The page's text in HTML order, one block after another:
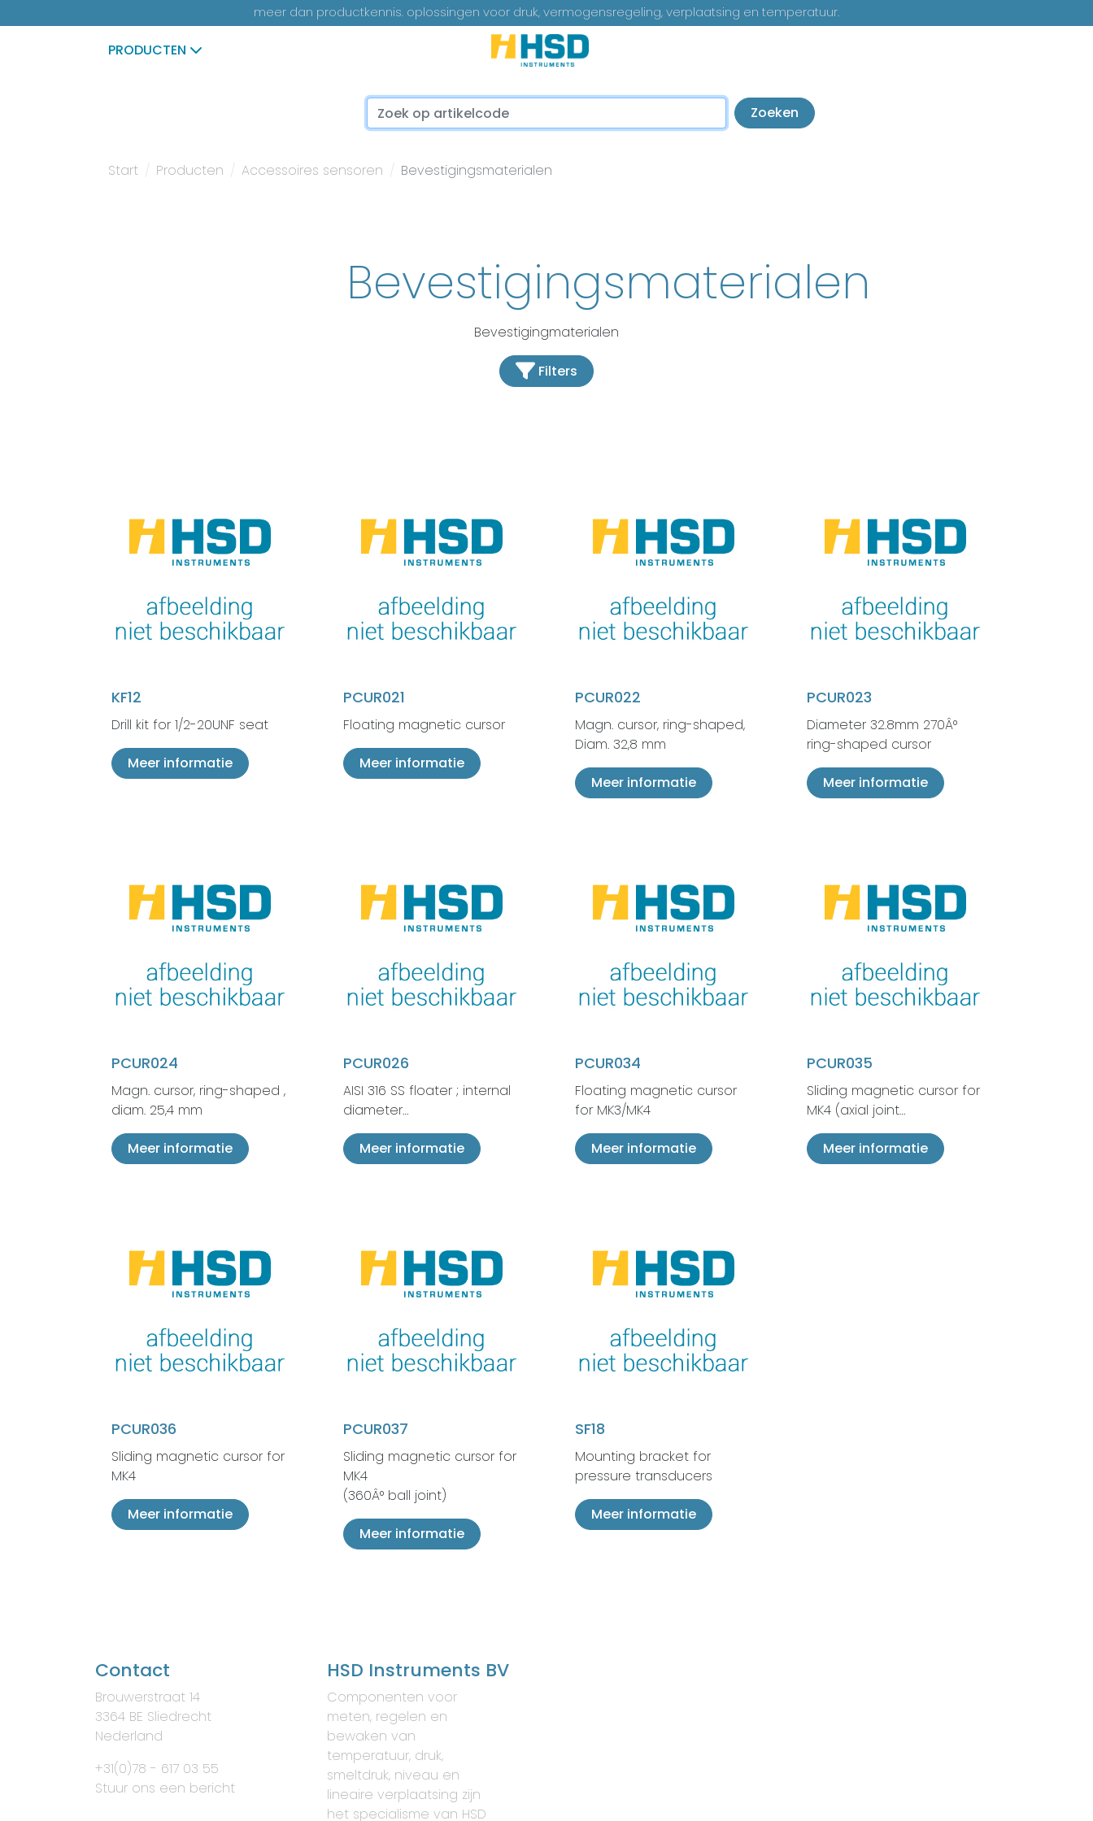
meer dan productkennis. oplossingen voor druk, vermogensregeling, verplaatsing en temperatuur.
PRODUCTEN
... Zoeken
Start Producten Accessoires sensoren Bevestigingsmaterialen
Bevestigingsmaterialen
Bevestigingmaterialen
Filters
KF12
Drill kit for 1/2-20UNF seat
Meer informatie
PCUR021
Floating magnetic cursor
Meer informatie
PCUR022
Magn. cursor, ring-shaped,
Diam. 32,8 mm
Meer informatie
PCUR023
Diameter 32.8mm 270Â°
ring-shaped cursor
Meer informatie
PCUR024
Magn. cursor, ring-shaped ,
diam. 25,4 mm
Meer informatie
PCUR026
AISI 316 SS floater ; internal
diameter…
Meer informatie
PCUR034
Floating magnetic cursor
for MK3/MK4
Meer informatie
PCUR035
Sliding magnetic cursor for
MK4 (axial joint…
Meer informatie
PCUR036
Sliding magnetic cursor for
MK4
Meer informatie
PCUR037
Sliding magnetic cursor for
MK4
(360Â° ball joint)
Meer informatie
SF18
Mounting bracket for
pressure transducers
Meer informatie
Contact
Brouwerstraat 14
3364 BE Sliedrecht
Nederland
+31(0)78 - 617 03 55
Stuur ons een bericht
HSD Instruments BV
Componenten voor
meten, regelen en
bewaken van
temperatuur, druk,
smeltdruk, niveau en
lineaire verplaatsing zijn
het specialisme van HSD